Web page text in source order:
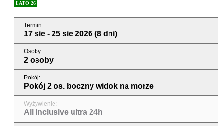
LATO 26
Termin:
17 sie - 25 sie 2026 (8 dni)
Osoby:
2 osoby
Pokój:
Pokój 2 os. boczny widok na morze
Wyżywienie:
All inclusive ultra 24h